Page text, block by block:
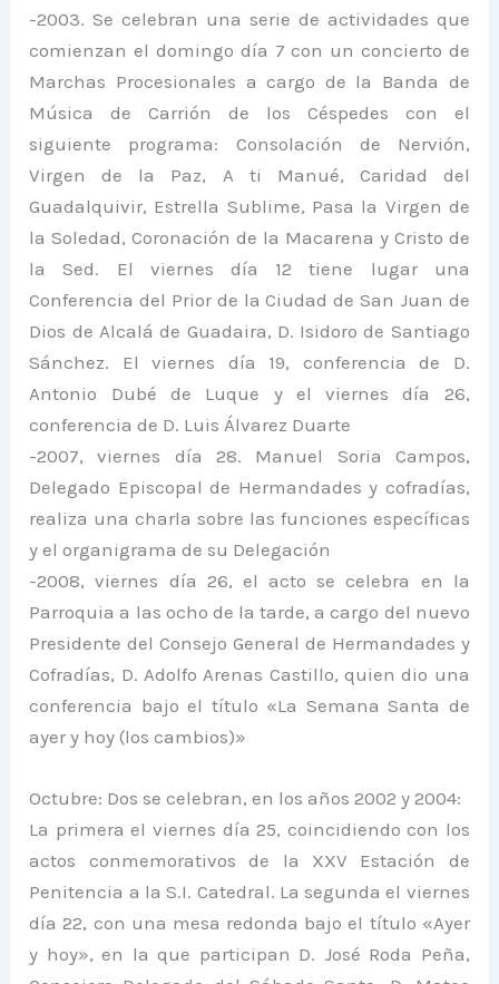
-2003. Se celebran una serie de actividades que
comienzan el domingo día 7 con un concierto de
Marchas Procesionales a cargo de la Banda de
Música de Carrión de los Céspedes con el
siguiente programa: Consolación de Nervión,
Virgen de la Paz, A ti Manué, Caridad del
Guadalquivir, Estrella Sublime, Pasa la Virgen de
la Soledad, Coronación de la Macarena y Cristo de
la Sed. El viernes día 12 tiene lugar una
Conferencia del Prior de la Ciudad de San Juan de
Dios de Alcalá de Guadaira, D. Isidoro de Santiago
Sánchez. El viernes día 19, conferencia de D.
Antonio Dubé de Luque y el viernes día 26,
conferencia de D. Luis Álvarez Duarte
-2007, viernes día 28. Manuel Soria Campos,
Delegado Episcopal de Hermandades y cofradías,
realiza una charla sobre las funciones específicas
y el organigrama de su Delegación
-2008, viernes día 26, el acto se celebra en la
Parroquia a las ocho de la tarde, a cargo del nuevo
Presidente del Consejo General de Hermandades y
Cofradías, D. Adolfo Arenas Castillo, quien dio una
conferencia bajo el título «La Semana Santa de
ayer y hoy (los cambios)»
Octubre: Dos se celebran, en los años 2002 y 2004:
La primera el viernes día 25, coincidiendo con los
actos conmemorativos de la XXV Estación de
Penitencia a la S.I. Catedral. La segunda el viernes
día 22, con una mesa redonda bajo el título «Ayer
y hoy», en la que participan D. José Roda Peña,